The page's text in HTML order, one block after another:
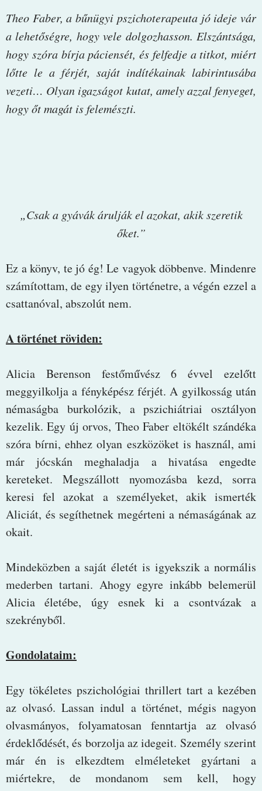
Theo Faber, a bűnügyi pszichoterapeuta jó ideje vár
a lehetőségre, hogy vele dolgozhasson. Elszántsága,
hogy szóra bírja páciensét, és felfedje a titkot, miért
lőtte le a férjét, saját indítékainak labirintusába
vezeti… Olyan igazságot kutat, amely azzal fenyeget,
hogy őt magát is felemészti.
„Csak a gyávák árulják el azokat, akik szeretik
őket.”
Ez a könyv, te jó ég! Le vagyok döbbenve. Mindenre
számítottam, de egy ilyen történetre, a végén ezzel a
csattanóval, abszolút nem.
A történet röviden:
Alicia Berenson festőművész 6 évvel ezelőtt
meggyilkolja a fényképész férjét. A gyilkosság után
némaságba burkolózik, a pszichiátriai osztályon
kezelik. Egy új orvos, Theo Faber eltökélt szándéka
szóra bírni, ehhez olyan eszközöket is használ, ami
már jócskán meghaladja a hivatása engedte
kereteket. Megszállott nyomozásba kezd, sorra
keresi fel azokat a személyeket, akik ismerték
Aliciát, és segíthetnek megérteni a némaságának az
okait.
Mindeközben a saját életét is igyekszik a normális
mederben tartani. Ahogy egyre inkább belemerül
Alicia életébe, úgy esnek ki a csontvázak a
szekrényből.
Gondolataim:
Egy tökéletes pszichológiai thrillert tart a kezében
az olvasó. Lassan indul a történet, mégis nagyon
olvasmányos, folyamatosan fenntartja az olvasó
érdeklődését, és borzolja az idegeit. Személy szerint
már én is elkezdtem elméleteket gyártani a
miértekre, de mondanom sem kell, hogy